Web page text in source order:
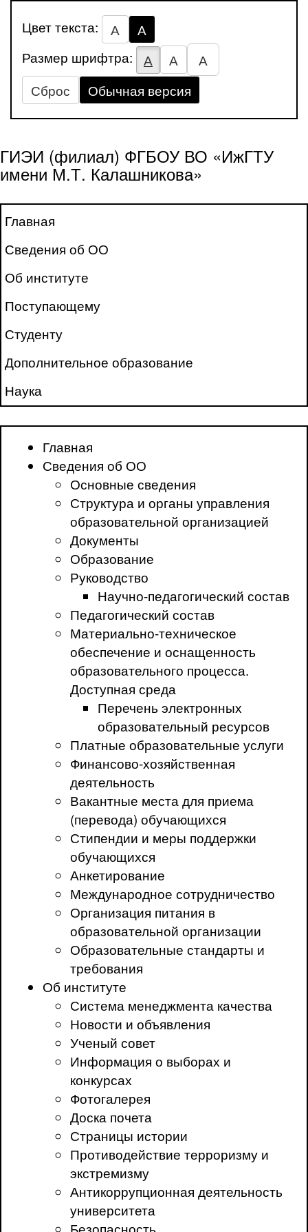
Цвет текста: А
А
Размер шрифтра:
А А
А
Сброс
Обычная версия
ГИЭИ (филиал) ФГБОУ ВО «ИжГТУ
имени М.Т. Калашникова»
Главная
Сведения об ОО
Об институте
Поступающему
Студенту
Дополнительное образование
Наука
Главная
Сведения об ОО
Основные сведения
Структура и органы управления
образовательной организацией
Документы
Образование
Руководство
Научно-педагогический состав
Педагогический состав
Материально-техническое
обеспечение и оснащенность
образовательного процесса.
Доступная среда
Перечень электронных
образовательный ресурсов
Платные образовательные услуги
Финансово-хозяйственная
деятельность
Вакантные места для приема
(перевода) обучающихся
Стипендии и меры поддержки
обучающихся
Анкетирование
Международное сотрудничество
Организация питания в
образовательной организации
Образовательные стандарты и
требования
Об институте
Система менеджмента качества
Новости и объявления
Ученый совет
Информация о выборах и
конкурсах
Фотогалерея
Доска почета
Страницы истории
Противодействие терроризму и
экстремизму
Антикоррупционная деятельность
университета
Безопасность